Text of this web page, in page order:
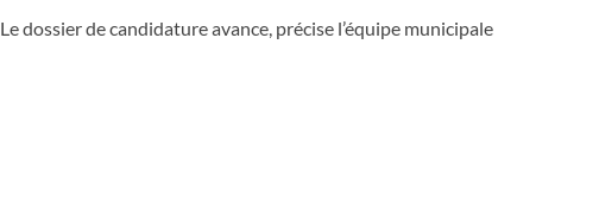
Le dossier de candidature avance, précise l’équipe municipale